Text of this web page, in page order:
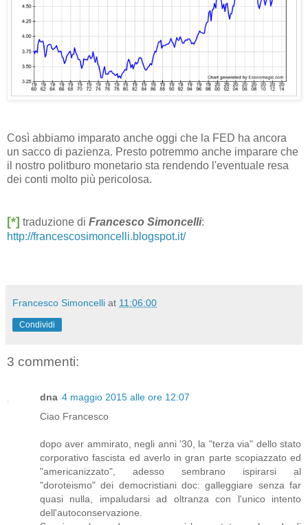
Così abbiamo imparato anche oggi che la FED ha ancora
un sacco di pazienza. Presto potremmo anche imparare che
il nostro politburo monetario sta rendendo l'eventuale resa
dei conti molto più pericolosa.
[*] traduzione di Francesco Simoncelli:
http://francescosimoncelli.blogspot.it/
Francesco Simoncelli at 11:06:00
Condividi
3 commenti:
dna 4 maggio 2015 alle ore 12:07
Ciao Francesco
dopo aver ammirato, negli anni '30, la "terza via" dello stato
corporativo fascista ed averlo in gran parte scopiazzato ed
"americanizzato", adesso sembrano ispirarsi al
"doroteismo" dei democristiani doc: galleggiare senza far
quasi nulla, impaludarsi ad oltranza con l'unico intento
dell'autoconservazione.